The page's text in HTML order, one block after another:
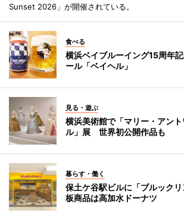
Sunset 2026」が開催されている。
食べる
横浜ベイブルーイング15周年
ール「ベイヘル」
見る・遊ぶ
横浜美術館で「マリー・アン
ル」展 世界初公開作品も
暮らす・働く
保土ケ谷駅ビルに「ブルック
板商品は高加水ドーナツ